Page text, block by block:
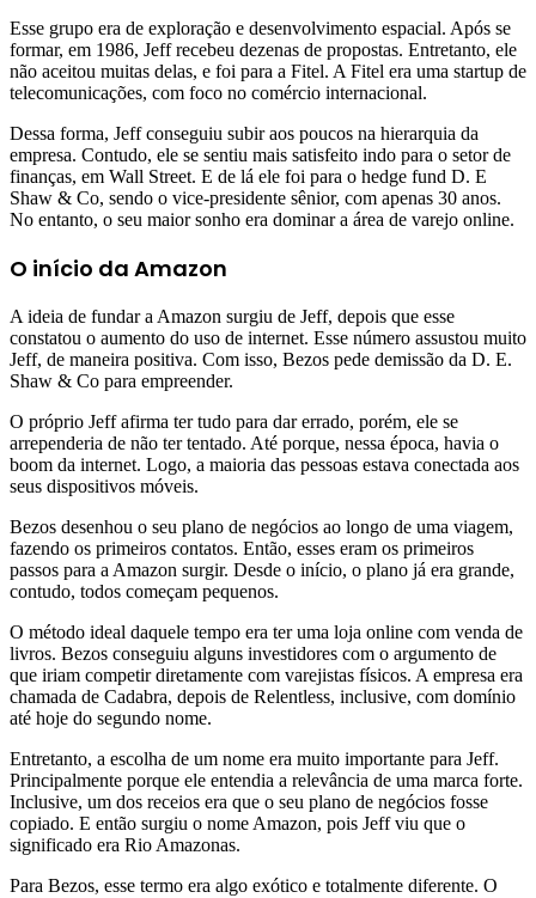
Esse grupo era de exploração e desenvolvimento espacial. Após se
formar, em 1986, Jeff recebeu dezenas de propostas. Entretanto, ele
não aceitou muitas delas, e foi para a Fitel. A Fitel era uma startup de
telecomunicações, com foco no comércio internacional.
Dessa forma, Jeff conseguiu subir aos poucos na hierarquia da
empresa. Contudo, ele se sentiu mais satisfeito indo para o setor de
finanças, em Wall Street. E de lá ele foi para o hedge fund D. E
Shaw & Co, sendo o vice-presidente sênior, com apenas 30 anos.
No entanto, o seu maior sonho era dominar a área de varejo online.
O início da Amazon
A ideia de fundar a Amazon surgiu de Jeff, depois que esse
constatou o aumento do uso de internet. Esse número assustou muito
Jeff, de maneira positiva. Com isso, Bezos pede demissão da D. E.
Shaw & Co para empreender.
O próprio Jeff afirma ter tudo para dar errado, porém, ele se
arrependeria de não ter tentado. Até porque, nessa época, havia o
boom da internet. Logo, a maioria das pessoas estava conectada aos
seus dispositivos móveis.
Bezos desenhou o seu plano de negócios ao longo de uma viagem,
fazendo os primeiros contatos. Então, esses eram os primeiros
passos para a Amazon surgir. Desde o início, o plano já era grande,
contudo, todos começam pequenos.
O método ideal daquele tempo era ter uma loja online com venda de
livros. Bezos conseguiu alguns investidores com o argumento de
que iriam competir diretamente com varejistas físicos. A empresa era
chamada de Cadabra, depois de Relentless, inclusive, com domínio
até hoje do segundo nome.
Entretanto, a escolha de um nome era muito importante para Jeff.
Principalmente porque ele entendia a relevância de uma marca forte.
Inclusive, um dos receios era que o seu plano de negócios fosse
copiado. E então surgiu o nome Amazon, pois Jeff viu que o
significado era Rio Amazonas.
Para Bezos, esse termo era algo exótico e totalmente diferente. O